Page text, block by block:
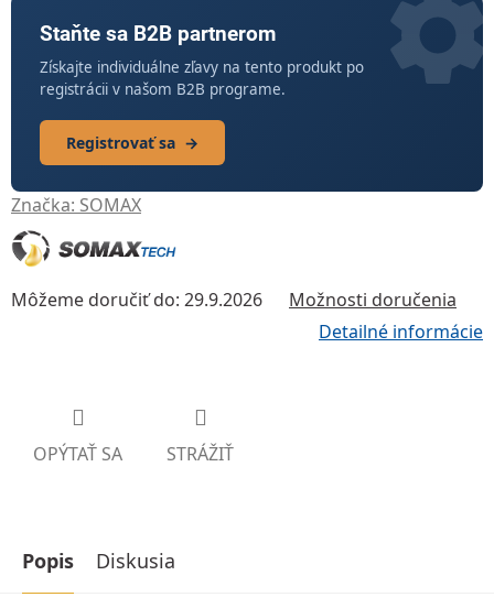
Značka: SOMAX
Môžeme doručiť do: 29.9.2026 Možnosti doručenia
Detailné informácie
OPÝTAŤ SA STRÁŽIŤ
Staňte sa B2B partnerom
Získajte individuálne zľavy na tento produkt po
registrácii v našom B2B programe.
Registrovať sa →
Popis Diskusia